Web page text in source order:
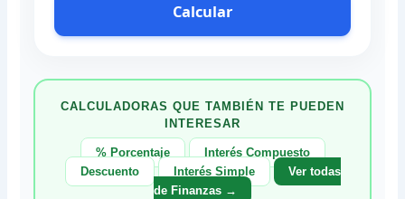
Calcular
CALCULADORAS QUE TAMBIÉN TE PUEDEN
INTERESAR
% Porcentaje
Interés Compuesto
Descuento
Interés Simple
Ver todas
de Finanzas →